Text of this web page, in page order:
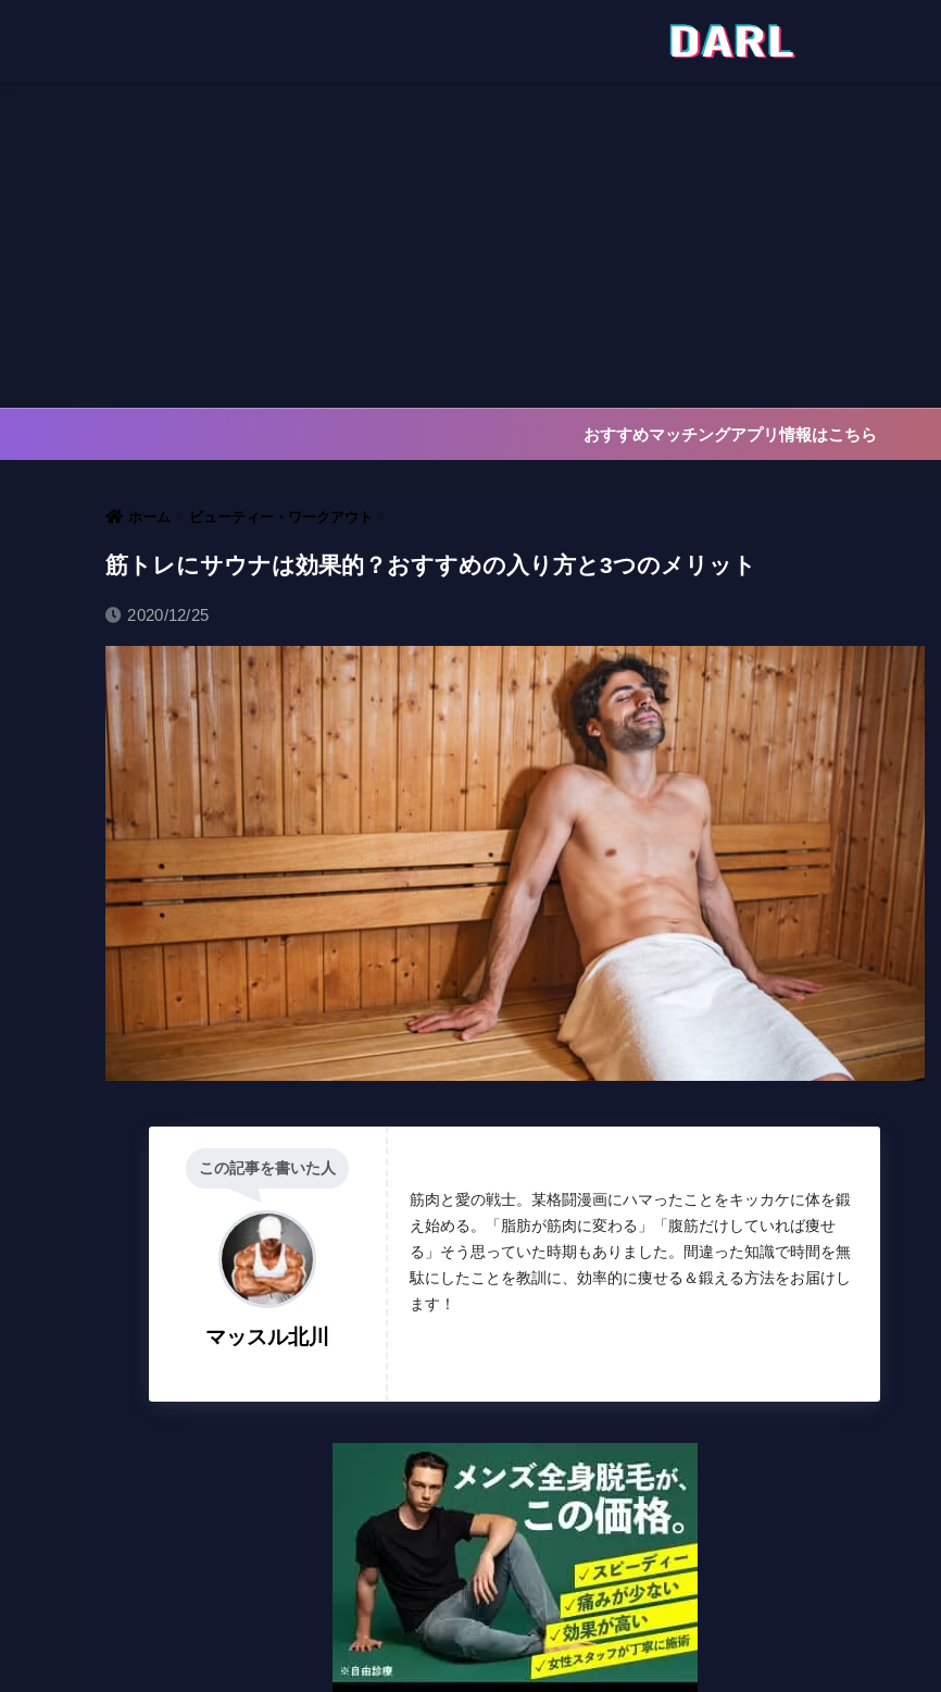
おすすめマッチングアプリ情報はこちら
ホーム ビューティー・ワークアウト
筋トレにサウナは効果的？おすすめの入り方と3つのメリット
2020/12/25
この記事を書いた人
マッスル北川
筋肉と愛の戦士。某格闘漫画にハマったことをキッカケに体を鍛
え始める。「脂肪が筋肉に変わる」「腹筋だけしていれば痩せ
る」そう思っていた時期もありました。間違った知識で時間を無
駄にしたことを教訓に、効率的に痩せる＆鍛える方法をお届けし
ます！